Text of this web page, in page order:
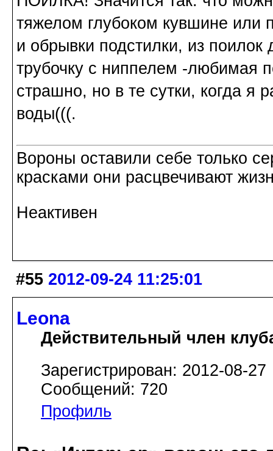
тяжелом глубоком кувшине или
и обрывки подстилки, из
трубочку с ниппелем -любимая
страшно, но в те сутки, когда я
воды(((.
Вороны оставили себе только
красками они расцвечивают
Неактивен
#55 2012-09-24 11:25:01
Leona
Действительный член
Зарегистрирован: 2012-08-27
Сообщений: 720
Профиль